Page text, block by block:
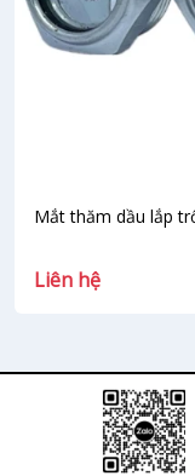
Mắt thăm dầu lắp
Liên hệ